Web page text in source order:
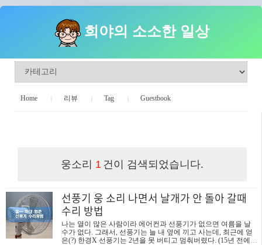
희야의 소소한 일상
Home 리뷰 Tag Guestbook
웅소리 1 건이 검색되었습니다.
선풍기 웅 소리 나면서 날개가 안 돌아 갈때
수리 방법
나는 열이 많은 사람이라 에어컨과 선풍기가 없으면 여름을 날
수가 없다. 그래서, 선풍기는 늘 내 옆에 끼고 사는데, 최근에 얻
은(?) 한경X 선풍기는 2년을 못 버티고 멈춰버렸다. (15년 전에